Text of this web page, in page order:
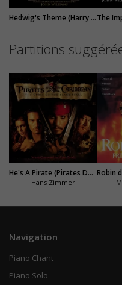
Hedwig's Theme (Harry Potter)
Partitions
He's A Pirate (Pirates Des Caraïbes)
Hans Zimmer
Navigation
Piano Chant
Piano Solo